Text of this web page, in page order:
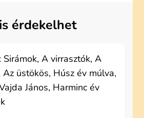
érdekelhet